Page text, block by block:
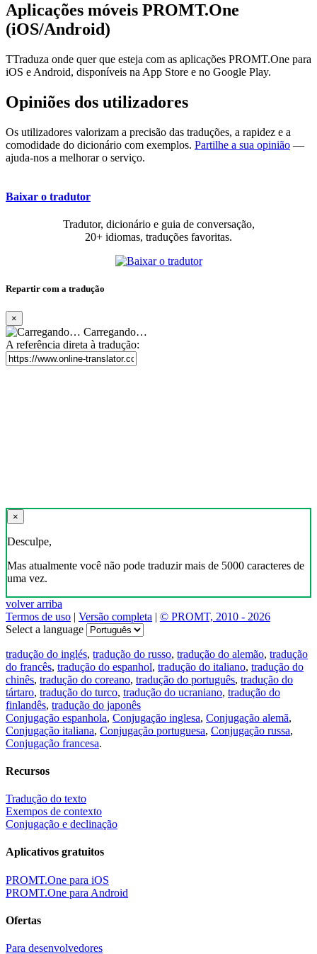
Aplicações móveis PROMT.One
(iOS/Android)
TTraduza onde quer que esteja com as aplicações PROMT.One para
iOS e Android, disponíveis na App Store e no Google Play.
Opiniões dos utilizadores
Os utilizadores valorizam a precisão das traduções, a rapidez e a
comodidade do dicionário com exemplos. Partilhe a sua opinião —
ajuda-nos a melhorar o serviço.
Baixar o tradutor
Tradutor, dicionário e guia de conversação,
20+ idiomas, traduções favoritas.
Repartir com a tradução
×
Carregando…
A referência direta à tradução:
×
Desculpe,
Mas atualmente você não pode traduzir mais de 5000 caracteres de
uma vez.
volver arriba
Termos de uso | Versão completa | © PROMT, 2010 - 2026
Select a language
tradução do inglés, tradução do russo, tradução do alemão, tradução
do francês, tradução do espanhol, tradução do italiano, tradução do
chinês, tradução do coreano, tradução do português, tradução do
tártaro, tradução do turco, tradução do ucraniano, tradução do
finlandês, tradução do japonês
Conjugação espanhola, Conjugação inglesa, Conjugação alemã,
Conjugação italiana, Conjugação portuguesa, Conjugação russa,
Conjugação francesa.
Recursos
Tradução do texto
Exempos de contexto
Conjugação e declinação
Aplicativos gratuitos
PROMT.One para iOS
PROMT.One para Android
Ofertas
Para desenvolvedores